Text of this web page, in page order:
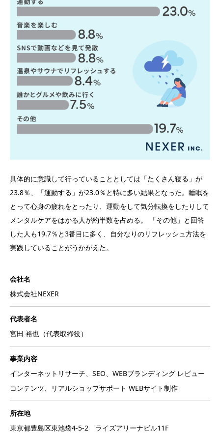
具体的に意識して行っていることとしては「たくさん寝る」が
23.8％、「運動する」が23.0％と特に多い結果となった。睡眠を
とって心身の疲れをとったり、運動をして気分転換をしたりして
メンタルケアをはかる人が約半数を占める。 「その他」と回答
した人も19.7％と3番目に多く、自分なりのリフレッシュ方法を
実践していることがうかがえた。
会社名
株式会社NEXER
代表者名
宮田 裕也（代表取締役）
事業内容
インターネットリサーチ、SEO、WEBブランディング レビュー
コンテンツ、リアルショップサポート WEBサイト制作
所在地
東京都豊島区東池袋4-5-2 ライズアリーナビル11F